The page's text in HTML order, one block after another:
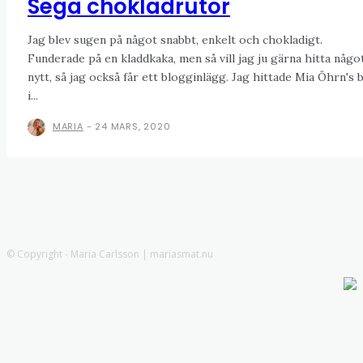
Sega chokladrutor
Jag blev sugen på något snabbt, enkelt och chokladigt.
Funderade på en kladdkaka, men så vill jag ju gärna hitta
nytt, så jag också får ett blogginlägg. Jag hittade Mia Öhrn's
i...
MARIA - 24 MARS, 2020
© Copyright - Maria Carlsson | mariasmat.nu